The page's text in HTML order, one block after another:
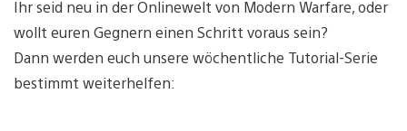
Ihr seid neu in der Onlinewelt von Modern Warfare, oder
wollt euren Gegnern einen Schritt voraus sein?
Dann werden euch unsere wöchentliche Tutorial-Serie
bestimmt weiterhelfen: